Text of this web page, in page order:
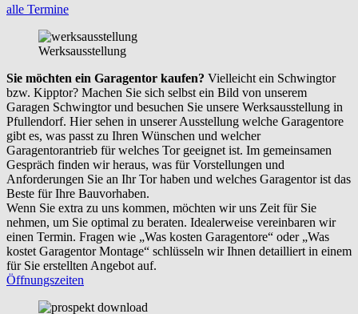
alle Termine
Werksausstellung
Sie möchten ein Garagentor kaufen? Vielleicht ein Schwingtor
bzw. Kipptor? Machen Sie sich selbst ein Bild von unserem
Garagen Schwingtor und besuchen Sie unsere Werksausstellung in
Pfullendorf. Hier sehen in unserer Ausstellung welche Garagentore
gibt es, was passt zu Ihren Wünschen und welcher
Garagentorantrieb für welches Tor geeignet ist. Im gemeinsamen
Gespräch finden wir heraus, was für Vorstellungen und
Anforderungen Sie an Ihr Tor haben und welches Garagentor ist das
Beste für Ihre Bauvorhaben.
Wenn Sie extra zu uns kommen, möchten wir uns Zeit für Sie
nehmen, um Sie optimal zu beraten. Idealerweise vereinbaren wir
einen Termin. Fragen wie „Was kosten Garagentore“ oder „Was
kostet Garagentor Montage“ schlüsseln wir Ihnen detailliert in einem
für Sie erstellten Angebot auf.
Öffnungszeiten